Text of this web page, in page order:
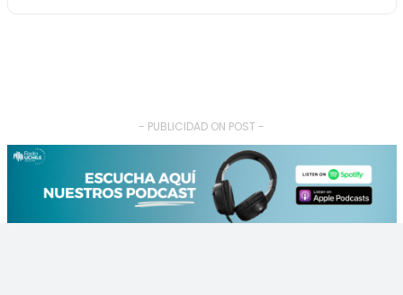
- PUBLICIDAD ON POST -